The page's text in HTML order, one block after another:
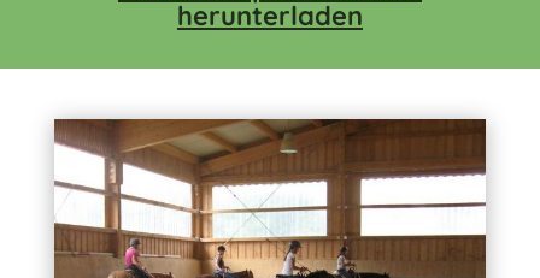
herunterladen